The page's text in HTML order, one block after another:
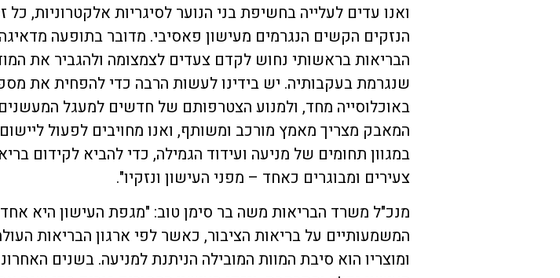
ואנו עדים לעלייה בחשיפת בני הנוער לסיגריות אלקטרוניות, כל
הנזקים הקשים הנגרמים מעישון פאסיבי. מדובר בתופעה
הבריאות בראשותי נחוש לקדם צעדים לצמצומה ולהגביר את
שנגרמת בעקבותיה. יש בידינו לעשות הרבה כדי להפחית את
באוכלוסייה מחד, ולמנוע הצטרפותם של חדשים למעגל
המאבק מצריך מאמץ מורכב ומשותף, ואנו מחויבים לפעול
במגוון תחומים של מניעה ועידוד הגמילה, כדי להביא לקידום
צעירים ומבוגרים כאחד – מפני העישון ונזקיו".
מנכ"ל משרד הבריאות משה בר סימן טוב: "מגפת העישון היא
המשמעותיים על בריאות הציבור, כאשר לפי ארגון הבריאות
ומוצריו הוא סיבת המוות המובילה הניתנת למניעה. בשנים